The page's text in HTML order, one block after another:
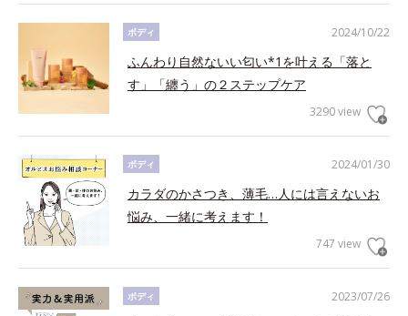
2024/10/22
ボディ
ふんわり自然ないい匂い*1を叶える「落と
す」「纏う」の２ステップケア
3290 view
2024/01/30
ボディ
カラダのかさつき、薄毛…人には言えないお
悩み、一緒に考えます！
747 view
2023/07/26
ボディ